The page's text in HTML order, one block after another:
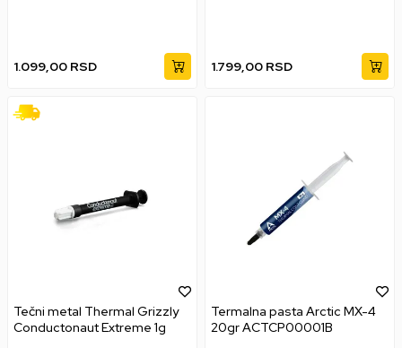
1.099,00 RSD 1.799,00 RSD
Tečni metal Thermal Grizzly
Conductonaut Extreme 1g
Termalna pasta Arctic MX-4
20gr ACTCP00001B